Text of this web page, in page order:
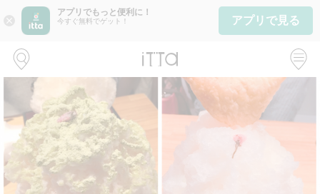
close
アプリでもっと便利に！
今すぐ無料でゲット！ アプリで見る